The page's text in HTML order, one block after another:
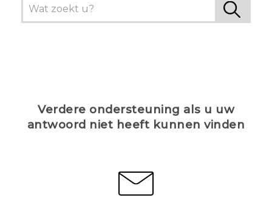
Verdere ondersteuning als u uw
antwoord niet heeft kunnen vinden